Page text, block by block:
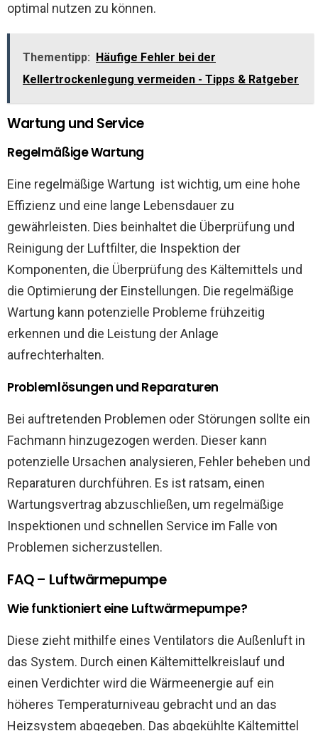
optimal nutzen zu können.
Thementipp:
Häufige Fehler bei der
Kellertrockenlegung vermeiden - Tipps & Ratgeber
Wartung und Service
Regelmäßige Wartung
Eine regelmäßige Wartung ist wichtig, um eine hohe
Effizienz und eine lange Lebensdauer zu
gewährleisten. Dies beinhaltet die Überprüfung und
Reinigung der Luftfilter, die Inspektion der
Komponenten, die Überprüfung des Kältemittels und
die Optimierung der Einstellungen. Die regelmäßige
Wartung kann potenzielle Probleme frühzeitig
erkennen und die Leistung der Anlage
aufrechterhalten.
Problemlösungen und Reparaturen
Bei auftretenden Problemen oder Störungen sollte ein
Fachmann hinzugezogen werden. Dieser kann
potenzielle Ursachen analysieren, Fehler beheben und
Reparaturen durchführen. Es ist ratsam, einen
Wartungsvertrag abzuschließen, um regelmäßige
Inspektionen und schnellen Service im Falle von
Problemen sicherzustellen.
FAQ – Luftwärmepumpe
Wie funktioniert eine Luftwärmepumpe?
Diese zieht mithilfe eines Ventilators die Außenluft in
das System. Durch einen Kältemittelkreislauf und
einen Verdichter wird die Wärmeenergie auf ein
höheres Temperaturniveau gebracht und an das
Heizsystem abgegeben. Das abgekühlte Kältemittel